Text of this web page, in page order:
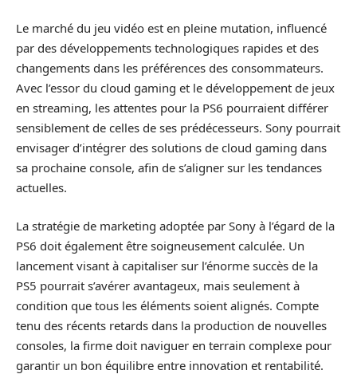
Le marché du jeu vidéo est en pleine mutation, influencé
par des développements technologiques rapides et des
changements dans les préférences des consommateurs.
Avec l’essor du cloud gaming et le développement de jeux
en streaming, les attentes pour la PS6 pourraient différer
sensiblement de celles de ses prédécesseurs. Sony pourrait
envisager d’intégrer des solutions de cloud gaming dans
sa prochaine console, afin de s’aligner sur les tendances
actuelles.
La stratégie de marketing adoptée par Sony à l’égard de la
PS6 doit également être soigneusement calculée. Un
lancement visant à capitaliser sur l’énorme succès de la
PS5 pourrait s’avérer avantageux, mais seulement à
condition que tous les éléments soient alignés. Compte
tenu des récents retards dans la production de nouvelles
consoles, la firme doit naviguer en terrain complexe pour
garantir un bon équilibre entre innovation et rentabilité.